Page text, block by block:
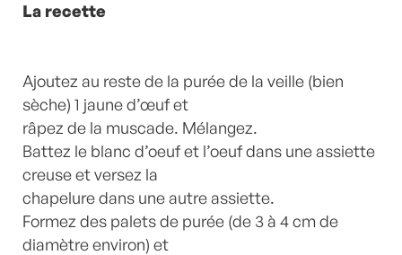
La recette
Ajoutez au reste de la purée de la veille (bien
sèche) 1 jaune d’œuf et
râpez de la muscade. Mélangez.
Battez le blanc d’oeuf et l’oeuf dans une assiette
creuse et versez la
chapelure dans une autre assiette.
Formez des palets de purée (de 3 à 4 cm de
diamètre environ) et